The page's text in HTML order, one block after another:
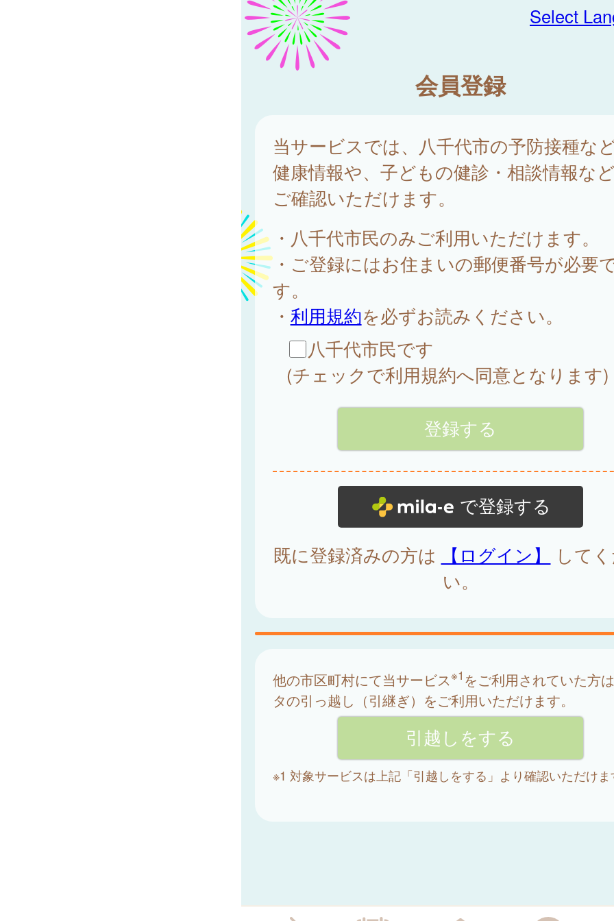
Select
会員登録
当サービスでは、八千代市の予防接種な
健康情報や、子どもの健診・相談情報な
ご確認いただけます。
・八千代市民のみご利用いただけます。
・ご登録にはお住まいの郵便番号が必要
す。
・ 利用規約を必ずお読みください。
八千代市民です
(チェックで利用規約へ同意となります)
で登録する
既に登録済みの方は 【ログイン】
して
い。
他の市区町村にて当サービス※1 をご利用されていた方
タの引っ越し（引継ぎ）をご利用いただけます。
※1 対象サービスは上記「引越しをする」より確認いただけま